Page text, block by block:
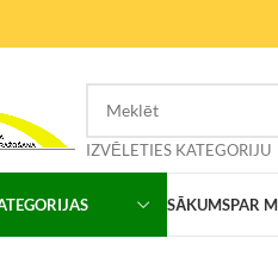
IZVĒLETIES KATEGORIJU
SĀKUMSPAR